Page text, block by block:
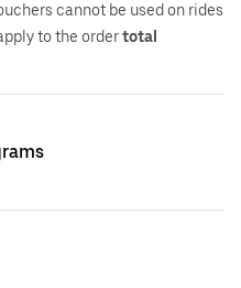
cannot be used on rides
to the ordertotal